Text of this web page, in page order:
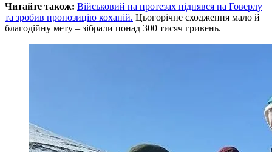
Читайте також: Військовий на протезах піднявся на Говерлу
та зробив пропозицію коханій. Цьогорічне сходження мало й
благодійну мету – зібрали понад 300 тисяч гривень.